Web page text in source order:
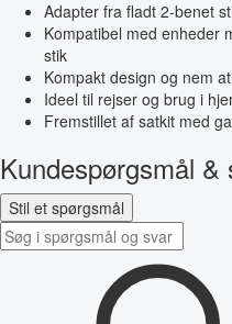
Adapter fra fladt 2-benet
Kompatibel med enheder
stik
Kompakt design og nem
Ideel til rejser og brug i
Fremstillet af satkit med
Kundespørgsmål &
Stil et spørgsmål